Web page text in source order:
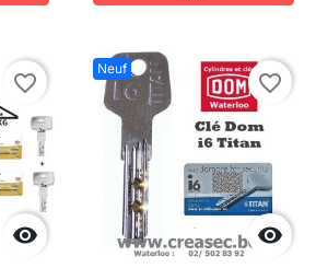

favorite_border
Neuf

favorite_border